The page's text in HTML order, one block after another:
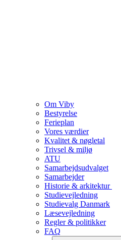
Om Viby
Bestyrelse
Ferieplan
Vores værdier
Kvalitet & nøgletal
Trivsel & miljø
ATU
Samarbejdsudvalget
Samarbejder
Historie & arkitektur
Studievejledning
Studievalg Danmark
Læsevejledning
Regler & politikker
FAQ